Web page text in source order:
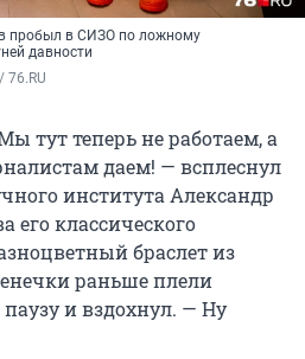
пробыл в СИЗО по ложному
давности
76.RU
тут теперь не работаем, а
даем! — всплеснул
института Александр
его классического
браслет из
раньше плели
и вздохнул. — Ну